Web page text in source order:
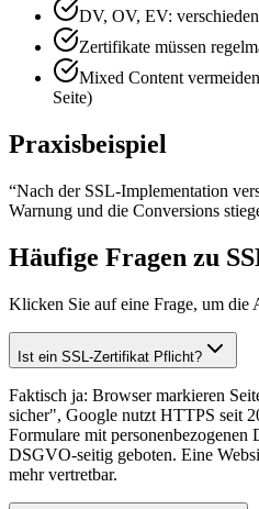
DV, OV, EV:
Zertifikate müssen
Mixed Content
Seite)
Praxisbeispiel
“Nach der SSL-Implementation
Warnung und die Conversions
Häufige Fragen zu
Klicken Sie auf eine Frage, um die
Ist ein SSL-Zertifikat Pflicht?
Faktisch ja: Browser markieren
sicher", Google nutzt HTTPS seit
Formulare mit personenbezogenen
DSGVO-seitig geboten. Eine
mehr vertretbar.